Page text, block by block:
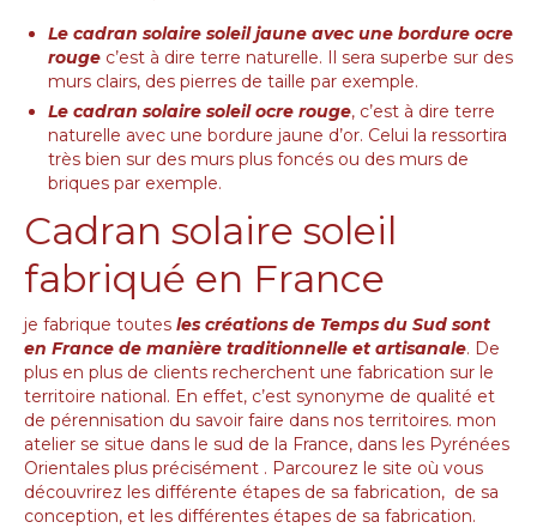
Le cadran solaire soleil jaune avec une bordure ocre
rouge c’est à dire terre naturelle. Il sera superbe sur des
murs clairs, des pierres de taille par exemple.
Le cadran solaire soleil ocre rouge, c’est à dire terre
naturelle avec une bordure jaune d’or. Celui la ressortira
très bien sur des murs plus foncés ou des murs de
briques par exemple.
Cadran solaire soleil
fabriqué en France
je fabrique toutes les créations de Temps du Sud sont
en France de manière traditionnelle et artisanale. De
plus en plus de clients recherchent une fabrication sur le
territoire national. En effet, c’est synonyme de qualité et
de pérennisation du savoir faire dans nos territoires. mon
atelier se situe dans le sud de la France, dans les Pyrénées
Orientales plus précisément . Parcourez le site où vous
découvrirez les différente étapes de sa fabrication, de sa
conception, et les différentes étapes de sa fabrication.